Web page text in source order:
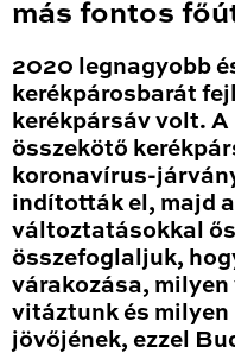
más fontos
2020 legnagyobb
kerékpárosbarát
kerékpársáv volt.
összekötő
koronavírus-
indították el, majd
változtatásokkal
összefoglaljuk,
várakozása,
vitáztunk és
jövőjének, ezzel